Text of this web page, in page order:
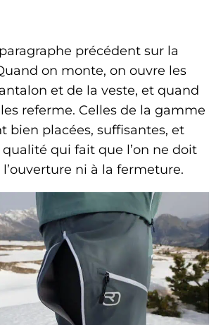
précédent sur la
on monte, on ouvre les
et de la veste, et quand
les referme. Celles de la gamme
bien placées, suffisantes, et
qui fait que l’on ne doit
ni à la fermeture.